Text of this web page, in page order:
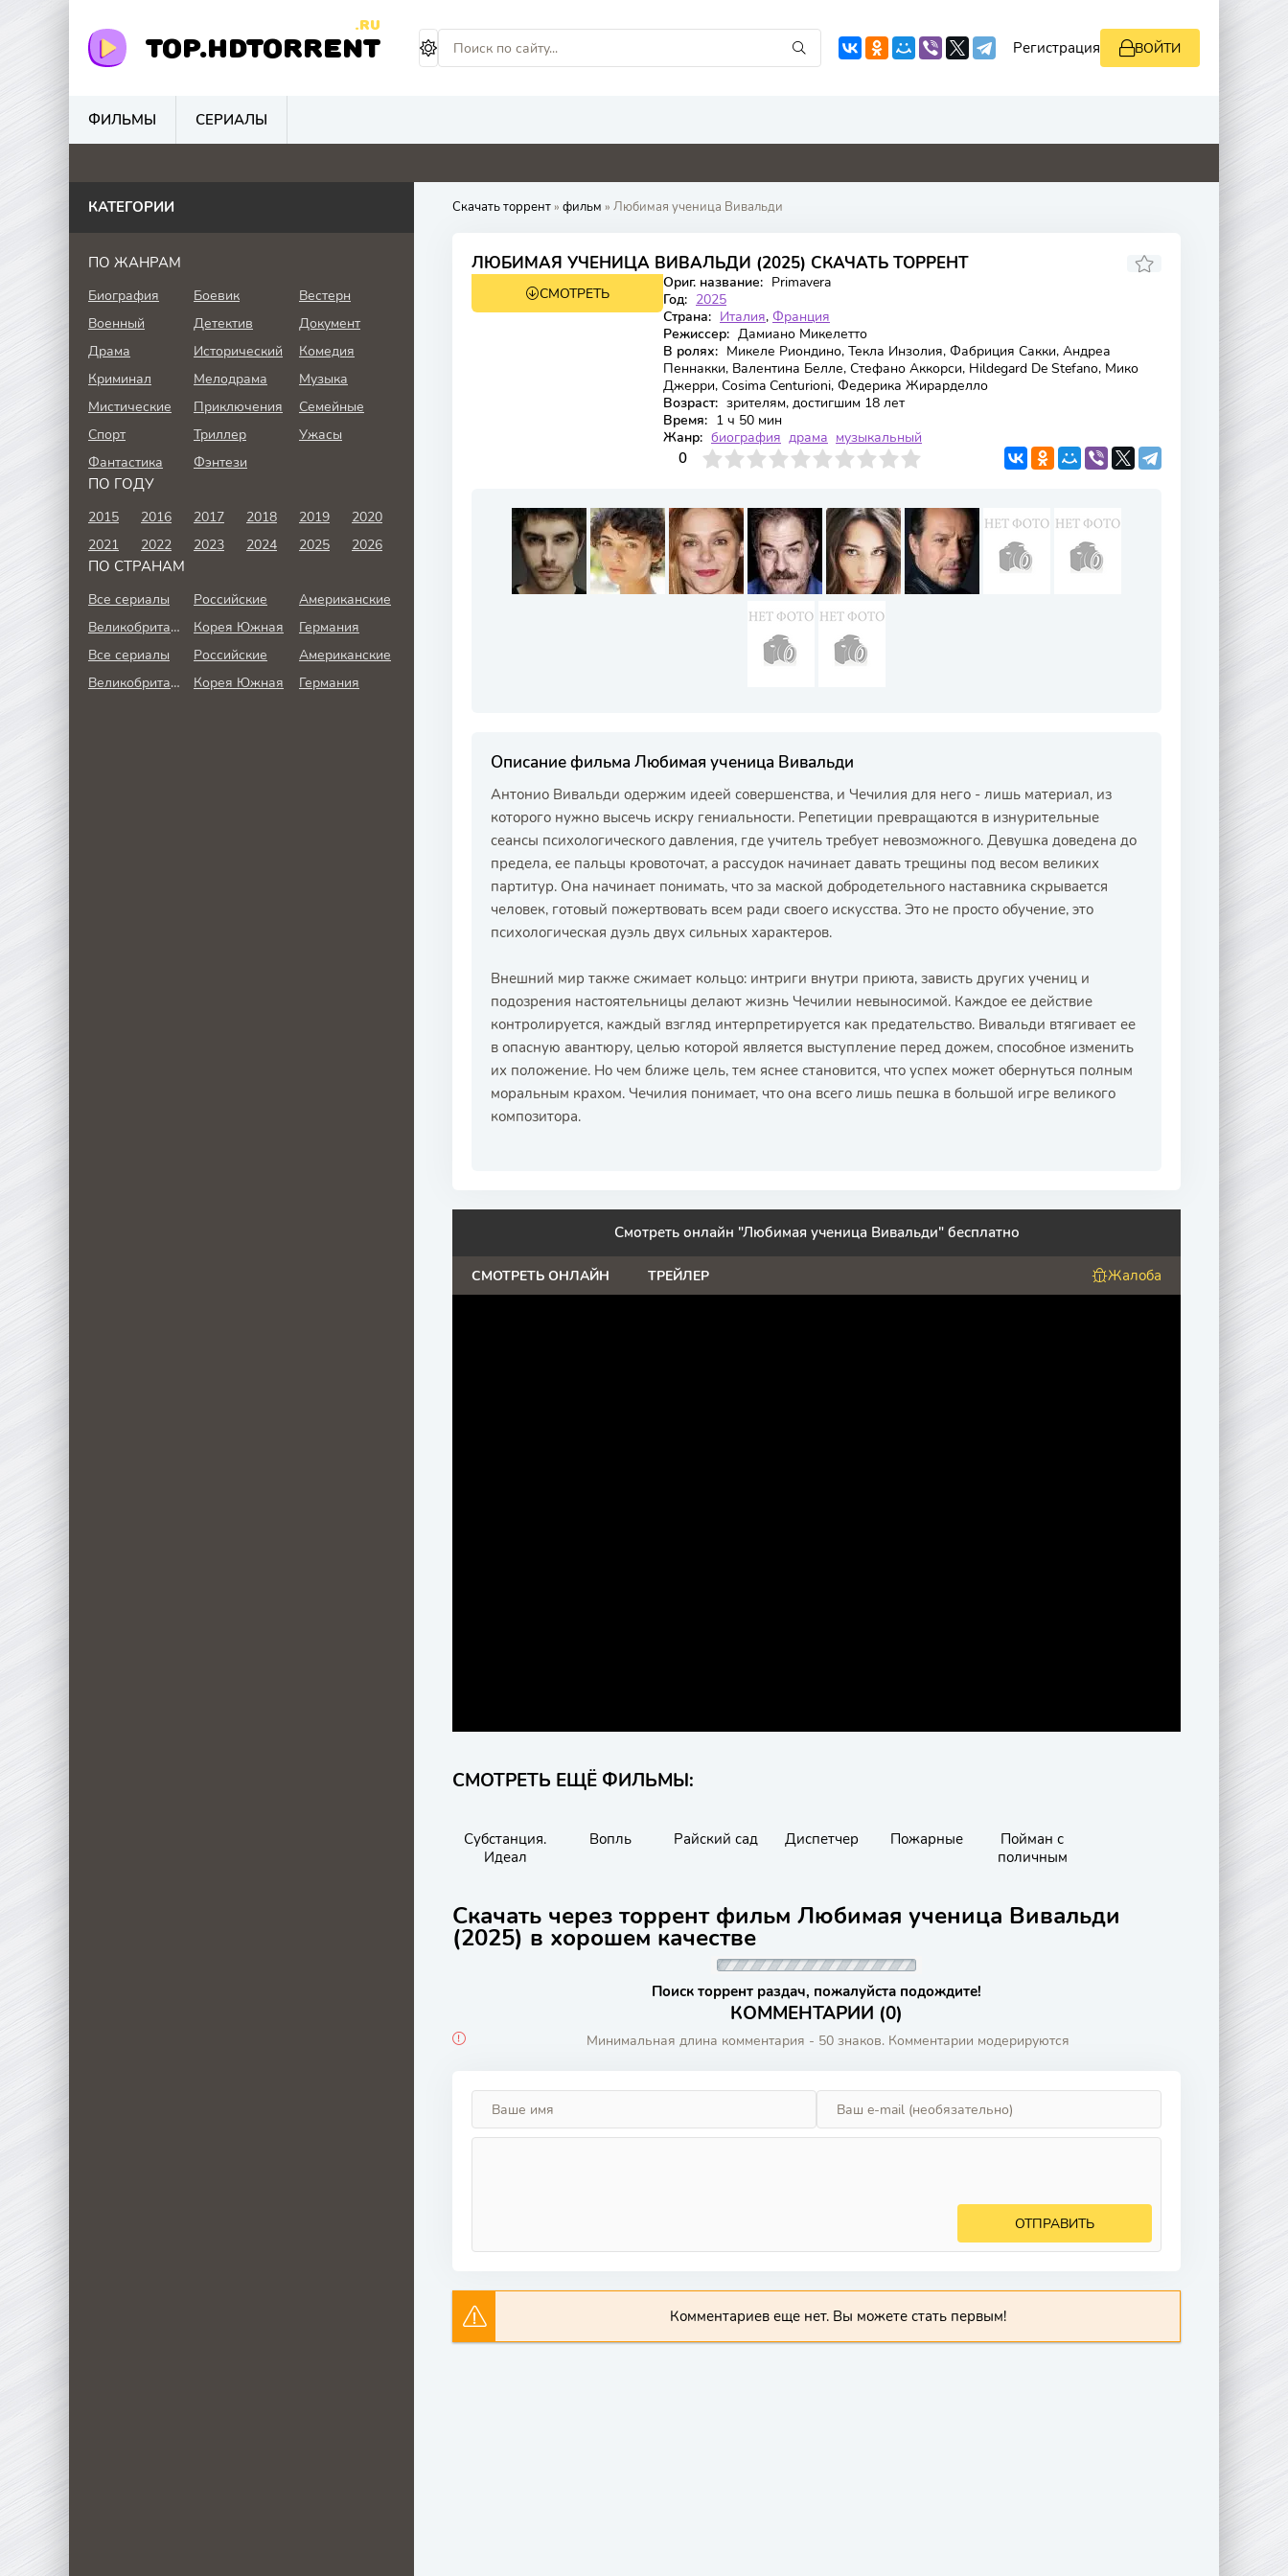
TOP.HDTORRENT
.RU
Регистрация ВОЙТИ
ФИЛЬМЫ СЕРИАЛЫ
0 4.1 4.8 0 0 0 0 4.8 8.8 0 5.1
Скачать торрент» фильм » Любимая ученица Вивальди
ЛЮБИМАЯ УЧЕНИЦА ВИВАЛЬДИ (2025) СКАЧАТЬ ТОРРЕНТ
7.2
СМОТРЕТЬ
Ориг. название: Primavera
Год: 2025
Страна: Италия, Франция
Режиссер: Дамиано Микелетто
В ролях: Микеле Риондино, Текла Инзолия, Фабриция Сакки, Андреа
Пеннакки, Валентина Белле, Стефано Аккорси, Hildegard De Stefano, Мико
Джерри, Cosima Centurioni, Федерика Жирарделло
Возраст: зрителям, достигшим 18 лет
Время: 1 ч 50 мин
Жанр: биография драма музыкальный
0
4 6 7 8 9 10
Описание фильма Любимая ученица Вивальди
Антонио Вивальди одержим идеей совершенства, и Чечилия для него - лишь материал, из
которого нужно высечь искру гениальности. Репетиции превращаются в изнурительные
сеансы психологического давления, где учитель требует невозможного. Девушка доведена до
предела, ее пальцы кровоточат, а рассудок начинает давать трещины под весом великих
партитур. Она начинает понимать, что за маской добродетельного наставника скрывается
человек, готовый пожертвовать всем ради своего искусства. Это не просто обучение, это
психологическая дуэль двух сильных характеров.
Внешний мир также сжимает кольцо: интриги внутри приюта, зависть других учениц и
подозрения настоятельницы делают жизнь Чечилии невыносимой. Каждое ее действие
контролируется, каждый взгляд интерпретируется как предательство. Вивальди втягивает ее
в опасную авантюру, целью которой является выступление перед дожем, способное изменить
их положение. Но чем ближе цель, тем яснее становится, что успех может обернуться полным
моральным крахом. Чечилия понимает, что она всего лишь пешка в большой игре великого
композитора.
Смотреть онлайн "Любимая ученица Вивальди" бесплатно
СМОТРЕТЬ ОНЛАЙН ТРЕЙЛЕР Жалоба
СМОТРЕТЬ ЕЩЁ ФИЛЬМЫ:
Субстанция.
Идеал
Вопль Райский сад Диспетчер Пожарные
Пойман с
поличным
Скачать через торрент фильм Любимая ученица Вивальди
(2025) в хорошем качестве
Поиск торрент раздач, пожалуйста подождите!
КОММЕНТАРИИ (0)
Минимальная длина комментария - 50 знаков. Комментарии модерируются
ОТПРАВИТЬ
Комментариев еще нет. Вы можете стать первым!
КАТЕГОРИИ
ПО ЖАНРАМ
Биография Боевик
Вестерн
Военный
Детектив
Документ
Драма
Исторический
Комедия
Криминал
Мелодрама
Музыка
Мистические
Приключения
Семейные
Спорт
Триллер
Ужасы
Фантастика
Фэнтези
ПО ГОДУ
2015 2016 2017 2018 2019
2020
2021
2022 2023 2024 2025 2026
ПО СТРАНАМ
Все сериалы Российские
Американские
Великобритания
Корея Южная
Германия
Все сериалы
Российские
Американские
Великобритания
Корея Южная Германия